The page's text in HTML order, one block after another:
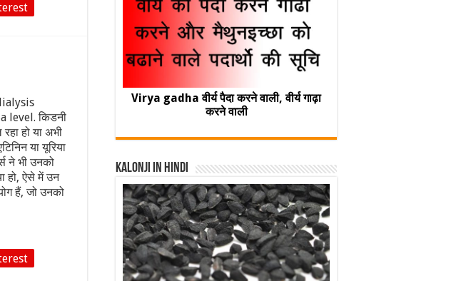
level. किडनी
हो या अभी
या यूरिया
ने भी उनको
हो, ऐसे में उन
हैं, जो उनको
Virya gadha वीर्य पैदा करने वाली, वीर्य गाढ़ा
करने वाली
Kalonji In Hindi